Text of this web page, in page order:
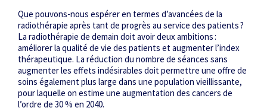
Que pouvons-nous espérer en termes d’avancées de la
radiothérapie après tant de progrès au service des patients ?
La radiothérapie de demain doit avoir deux ambitions :
améliorer la qualité de vie des patients et augmenter l’index
thérapeutique. La réduction du nombre de séances sans
augmenter les effets indésirables doit permettre une offre de
soins également plus large dans une population vieillissante,
pour laquelle on estime une augmentation des cancers de
l’ordre de 30 % en 2040.